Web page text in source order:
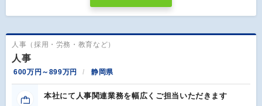
人事（採用・労務・教育など）
人事
600万円～899万円 静岡県
本社にて人事関連業務を幅広くご担当いただきます